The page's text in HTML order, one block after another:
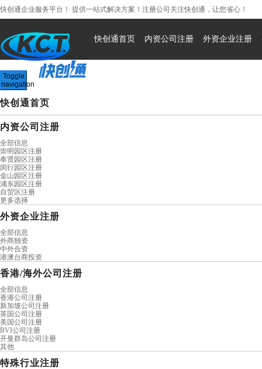
快创通企业服务平台！ 提供一站式解决方案！注册公司关注快创通，让您省心！
快创通首页 内资公司注册 外资企业注册
Toggle
navigation
快创通首页
内资公司注册
全部信息
崇明园区注册
奉贤园区注册
闵行园区注册
金山园区注册
浦东园区注册
自贸区注册
更多选择
外资企业注册
全部信息
外商独资
中外合资
港澳台商投资
香港/海外公司注册
全部信息
香港公司注册
新加坡公司注册
英国公司注册
美国公司注册
BVI公司注册
开曼群岛公司注册
其他
特殊行业注册